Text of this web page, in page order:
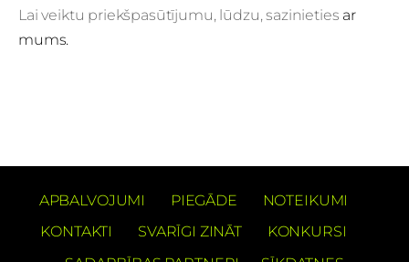
Lai veiktu priekšpasūtījumu, lūdzu, sazinieties ar
mums.
APBALVOJUMI PIEGĀDE
NOTEIKUMI
KONTAKTI
SVARĪGI ZINĀT
KONKURSI